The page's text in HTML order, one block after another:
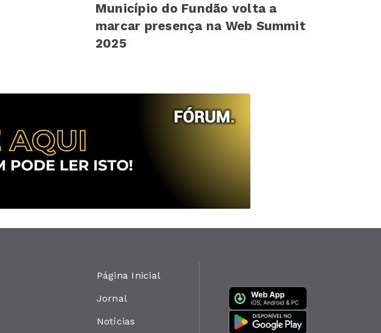
Município do Fundão volta a
marcar presença na Web Summit
2025
Página Inicial
Jornal
Notícias